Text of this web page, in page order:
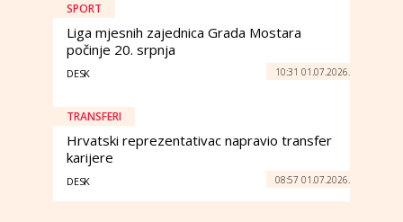
SPORT
Liga mjesnih zajednica Grada Mostara
počinje 20. srpnja
DESK 10:31 01.07.2026.
TRANSFERI
Hrvatski reprezentativac napravio transfer
karijere
DESK 08:57 01.07.2026.